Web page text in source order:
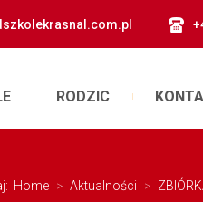
RODZIC
Home > Aktualności >